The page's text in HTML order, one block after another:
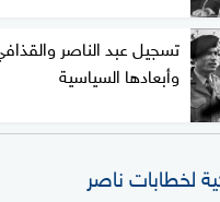
تسجيل عبد الناصر
وأبعادها السياسية
لخطابات ناصر